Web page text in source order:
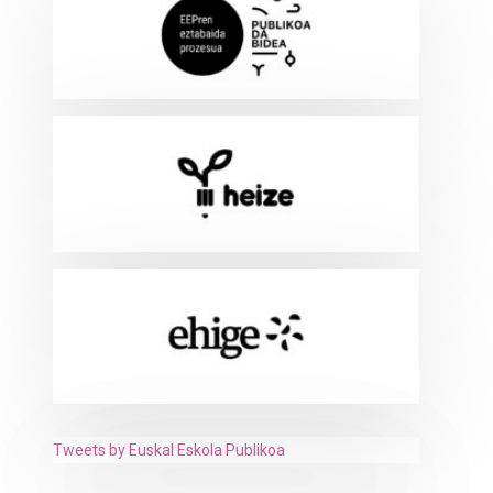
Tweets by Euskal Eskola Publikoa